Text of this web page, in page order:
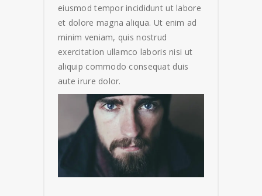
eiusmod tempor incididunt ut labore
et dolore magna aliqua. Ut enim ad
minim veniam, quis nostrud
exercitation ullamco laboris nisi ut
aliquip commodo consequat duis
aute irure dolor.